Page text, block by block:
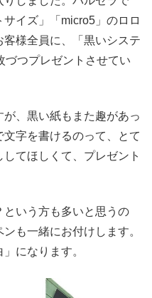
イズ」「micro5」のロロ
様全員に、「黒いシステ
づつプレゼントさせてい
、黒い紙もまた趣があっ
字を書けるのって、とて
てほしくて、プレゼント
いう方も多いと思うの
も一緒にお付けします。
になります。